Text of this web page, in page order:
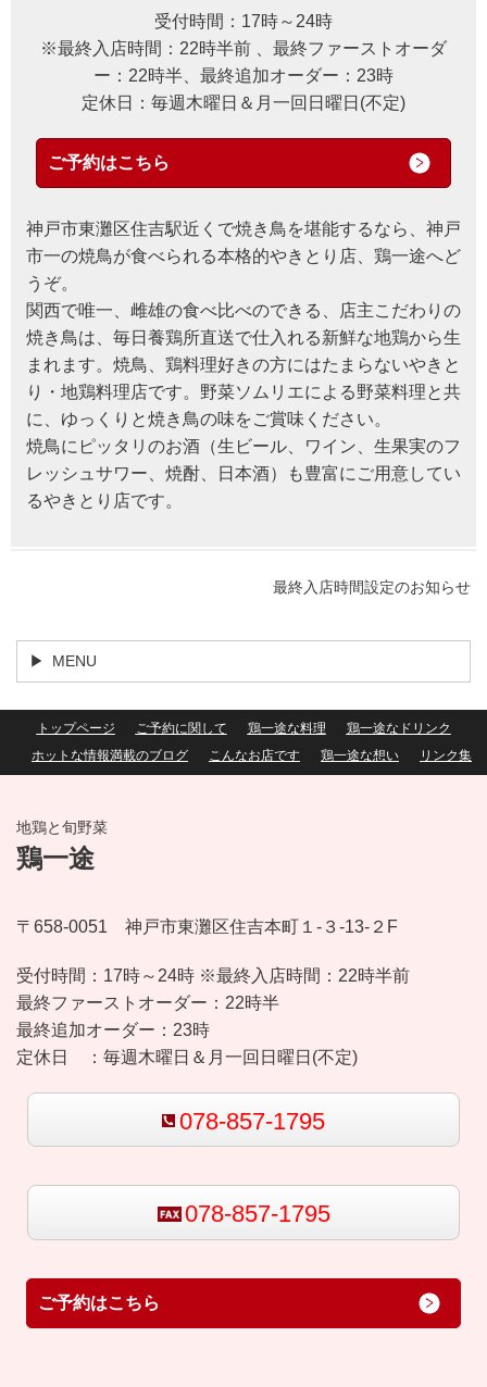
受付時間：17時～24時
※最終入店時間：22時半前 、最終ファーストオーダ
ー：22時半、最終追加オーダー：23時
定休日：毎週木曜日＆月一回日曜日(不定)
ご予約はこちら
神戸市東灘区住吉駅近くで焼き鳥を堪能するなら、神戸
市一の焼鳥が食べられる本格的やきとり店、鶏一途へど
うぞ。
関西で唯一、雌雄の食べ比べのできる、店主こだわりの
焼き鳥は、毎日養鶏所直送で仕入れる新鮮な地鶏から生
まれます。焼鳥、鶏料理好きの方にはたまらないやきと
り・地鶏料理店です。野菜ソムリエによる野菜料理と共
に、ゆっくりと焼き鳥の味をご賞味ください。
焼鳥にピッタリのお酒（生ビール、ワイン、生果実のフ
レッシュサワー、焼酎、日本酒）も豊富にご用意してい
るやきとり店です。
最終入店時間設定のお知らせ
MENU
トップページ ご予約に関して 鶏一途な料理
鶏一途なドリンク
ホットな情報満載のブログ
こんなお店です 鶏一途な想い リンク集
地鶏と旬野菜
鶏一途
〒658-0051 神戸市東灘区住吉本町１-３-13-２F
受付時間： 17時～24時 ※最終入店時間：22時半前
最終ファーストオーダー：22時半
最終追加オーダー：23時
定休日 ： 毎週木曜日＆月一回日曜日(不定)
078-857-1795
078-857-1795
ご予約はこちら